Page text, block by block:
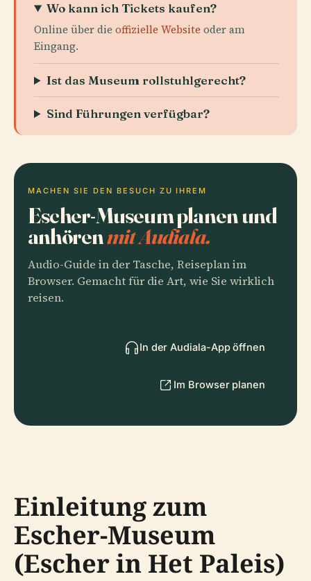
Wo kann ich Tickets kaufen?
Online über die offizielle Website oder am
Eingang.
Ist das Museum rollstuhlgerecht?
Sind Führungen verfügbar?
MACHEN SIE DEN BESUCH ZU IHREM
Escher-Museum planen und
anhörenmit Audiala.
Audio-Guide in der Tasche, Reiseplan im
Browser. Gemacht für die Art, wie Sie wirklich
reisen.
In der Audiala-App öffnen
Im Browser planen
Einleitung zum
Escher-Museum
(Escher in Het Paleis)